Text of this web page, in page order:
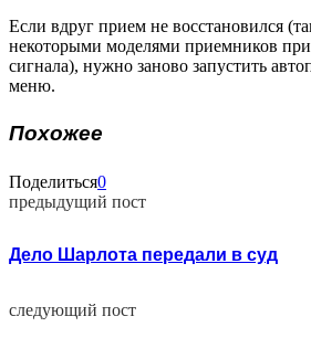
Если вдруг прием не восстановился
некоторыми моделями приемников
сигнала), нужно заново запустить
меню.
Похожее
Поделиться0
предыдущий пост
Дело Шарлота передали в суд
следующий пост